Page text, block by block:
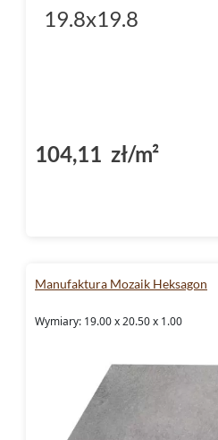
19.8x19.8
104,11 zł/m²
Manufaktura Mozaik Heksagon
Wymiary: 19.00 x 20.50 x 1.00